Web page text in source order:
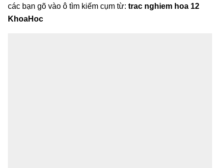
các bạn gõ vào ô tìm kiếm cụm từ: trac nghiem hoa 12
KhoaHoc